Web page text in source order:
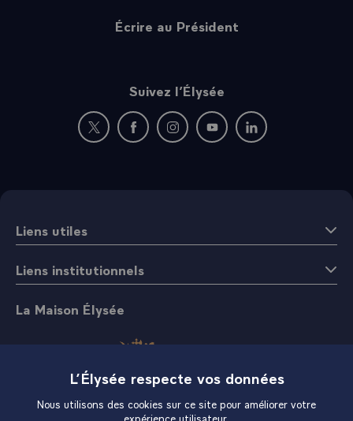
Écrire au Président
Suivez l’Élysée
Nouvelle fenêtre : rejoignez-nous sur Twitter
Nouvelle fenêtre : rejoignez-nous sur
Nouvelle fenêtre : rejoignez-nous
Nouvelle fenêtre :
Nouvelle fenêtre :
Liens utiles
Liens institutionnels
La Maison Élysée
L’Élysée respecte vos données
Nous utilisons des cookies sur ce site pour améliorer votre
expérience utilisateur.